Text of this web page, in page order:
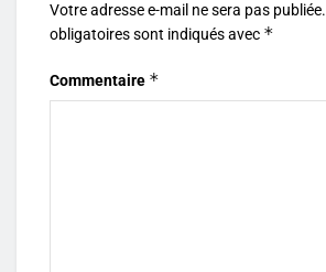
Votre adresse e-mail ne sera pas publiée.
obligatoires sont indiqués avec *
Commentaire *